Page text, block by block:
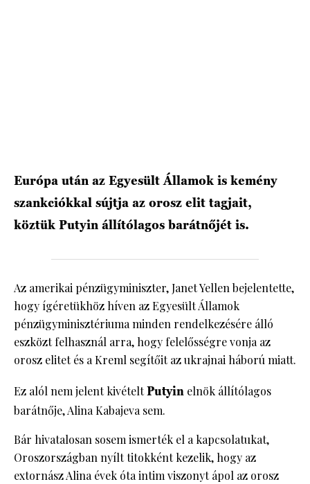
Európa után az Egyesült Államok is kemény
szankciókkal sújtja az orosz elit tagjait,
köztük Putyin állítólagos barátnőjét is.
Az amerikai pénzügyminiszter, Janet Yellen bejelentette,
hogy ígéretükhöz híven az Egyesült Államok
pénzügyminisztériuma minden rendelkezésére álló
eszközt felhasznál arra, hogy felelősségre vonja az
orosz elitet és a Kreml segítőit az ukrajnai háború miatt.
Ez alól nem jelent kivételtPutyin elnök állítólagos
barátnője, Alina Kabajeva sem.
Bár hivatalosan sosem ismerték el a kapcsolatukat,
Oroszországban nyílt titokként kezelik, hogy az
extornász Alina évek óta intim viszonyt ápol az orosz